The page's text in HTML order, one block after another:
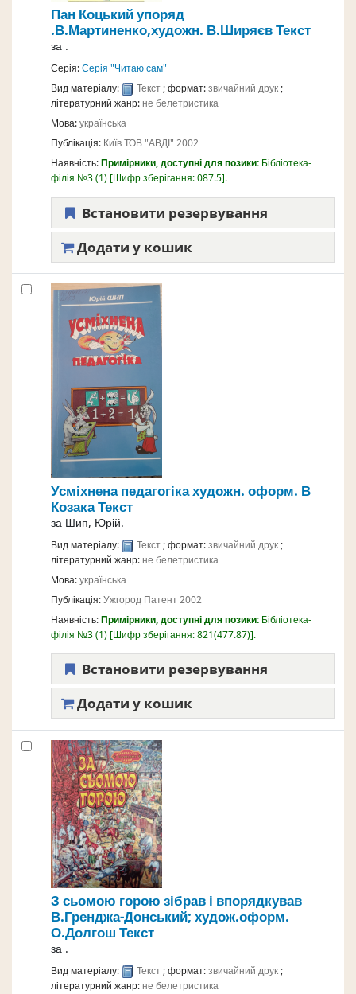
Пан Коцькийупоряд
.В.Мартиненко,художн. В.ШиряєвТекст
за .
Серія:Серія "Читаю сам"
Вид матеріалу:
Текст; формат:звичайний друк;
літературний жанр:не белетристика
Мова:українська
Публікація: КиївТОВ "АВДІ" 2002
Наявність:Примірники, доступні для позики: Бібліотека-
філія №3(1) Шифр зберігання:087.5 .
Встановити резервування
Додати у кошик
Усміхнена педагогікахудожн. оформ. В
КозакаТекст
за Шип, Юрій.
Вид матеріалу: Текст; формат:звичайний друк;
літературний жанр:не белетристика
Мова:українська
Публікація:Ужгород Патент2002
Наявність:Примірники, доступні для позики: Бібліотека-
філія №3(1) Шифр зберігання:821(477.87) .
Встановити резервування
Додати у кошик
З сьомою горою зібрав і впорядкував
В.Гренджа-Донський; худож.оформ.
О.Долгош Текст
за .
Вид матеріалу: Текст; формат:звичайний друк;
літературний жанр:не белетристика